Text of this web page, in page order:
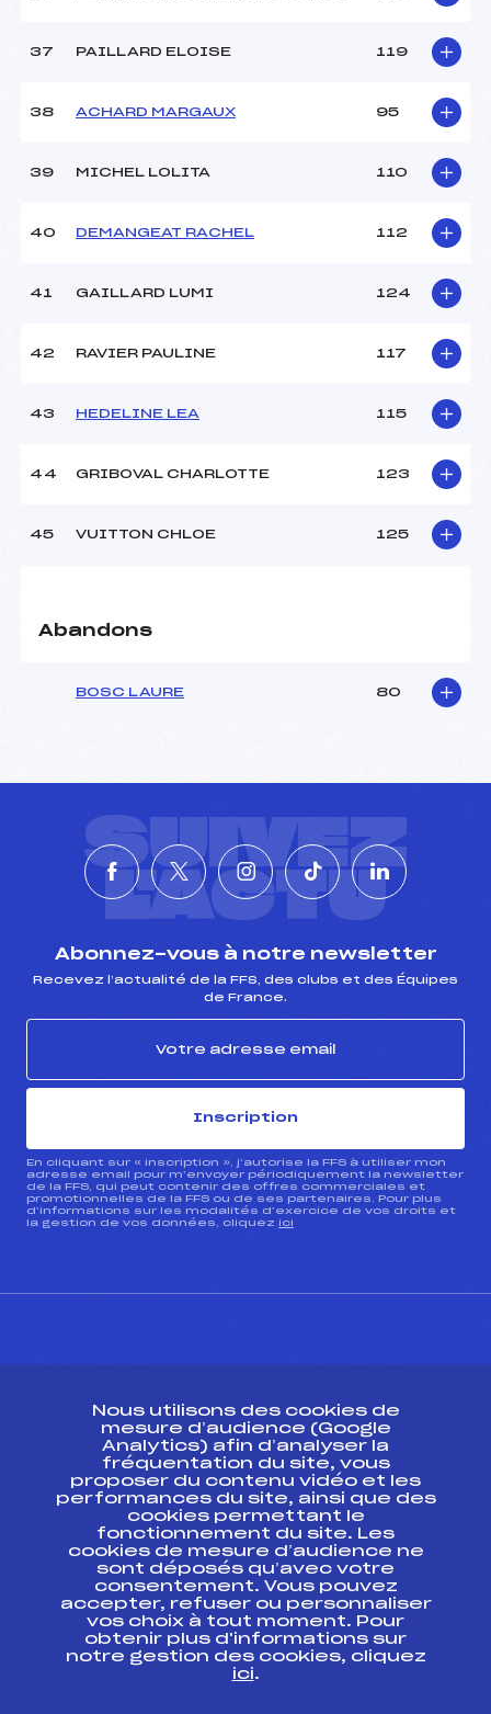
37 PAILLARD ELOISE 119
38 ACHARD MARGAUX 95
39 MICHEL LOLITA 110
40 DEMANGEAT RACHEL 112
41 GAILLARD LUMI 124
42 RAVIER PAULINE 117
43 HEDELINE LEA 115
44 GRIBOVAL CHARLOTTE 123
45 VUITTON CHLOE 125
Abandons
BOSC LAURE 80
SUIVEZ
L'ACTU
Abonnez-vous à notre newsletter
Recevez l’actualité de la FFS, des clubs et des Équipes
de France.
Inscription
En cliquant sur « inscription », j’autorise la FFS à utiliser mon
adresse email pour m’envoyer périodiquement la newsletter
de la FFS, qui peut contenir des offres commerciales et
promotionnelles de la FFS ou de ses partenaires. Pour plus
d’informations sur les modalités d’exercice de vos droits et
la gestion de vos données, cliquez ici
Ressources
Pass’Neige
Projet sportif fédéral
Projet de performance fédéral
Antidopage
Pôle Développement, Formation, Suivi
Scientifique
Listes ministérielles
Pôle vie de l’athlète
Enseignement professionnel
Nous utilisons des cookies de
mesure d’audience (Google
Analytics) afin d’analyser la
fréquentation du site, vous
proposer du contenu vidéo et les
performances du site, ainsi que des
cookies permettant le
fonctionnement du site. Les
cookies de mesure d’audience ne
sont déposés qu’avec votre
consentement. Vous pouvez
accepter, refuser ou personnaliser
vos choix à tout moment. Pour
obtenir plus d'informations sur
notre gestion des cookies, cliquez
ici.